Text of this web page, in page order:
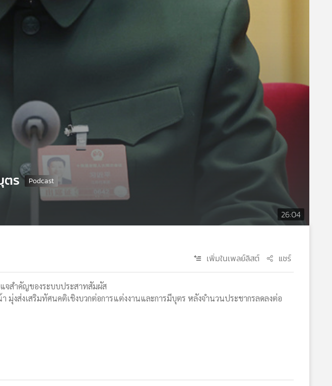
26:04
ตร
เพิ่มในเพลย์ลิสต์ แชร์
จสำคัญของระบบประสาทสัมผัส
มุ่งส่งเสริมทัศนคติเชิงบวกต่อการแต่งงานและการมีบุตร หลังจำนวนประชากรลดลงต่อ